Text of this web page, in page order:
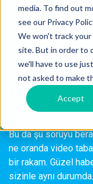
media. To find out
see our Privacy
We won't track
site. But in order to
we'll have to use
not asked to make
Accept
Yakın tarihli bir
olan küresel
seviyesine
Alıcılarımız,
video izlemeye
bir eğilim değil.
Bu da şu soruyu
ne oranda video
bir rakam. Güzel
sizinle aynı